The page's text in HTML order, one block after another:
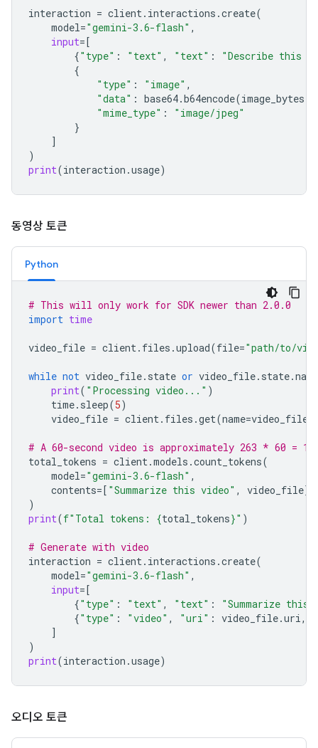
interaction = client. interactions .create(
model="gemini-3.6-flash" ,
input=[
{"type" : "text" , "text" :
"Describe this
{
"type" : "image" ,
"data" : base64.b64encode(image_bytes
"mime_type" :
"image/jpeg"
}
]
)
print(interaction .usage)
동영상 토큰
Python
# This will only work for SDK newer than 2.0.0
import time
video_file = client. files .upload(file="path/to/
while not video_file. state or video_file. state.name
print( "Processing video..." )
time. sleep(5)
video_file = client. files .get(name=video_file
# A 60-second video is approximately 263 * 60 =
total_tokens = client.models .count_tokens(
model="gemini-3.6-flash" ,
contents=[ "Summarize this video" , video_file]
)
print(f"Total tokens: {total_tokens}" )
# Generate with video
interaction = client. interactions .create(
model="gemini-3.6-flash" ,
input=[
{"type" : "text" , "text" :
"Summarize this
{"type" : "video" , "uri" : video_file.uri,
]
)
print(interaction .usage)
오디오 토큰